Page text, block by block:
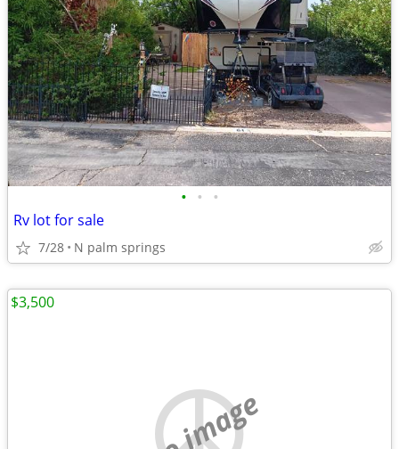
• • •
Rv lot for sale
7/28 N palm springs
$3,500